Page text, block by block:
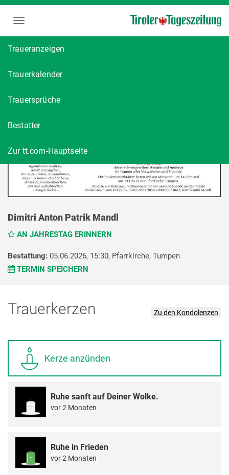
Traueranzeigen
Trauerkalender
Trauersprüche
Bestatter
Zur tt.com-Hauptseite
Dimitri Anton Patrik Mandl
AN JAHRESTAG ERINNERN
Bestattung: 05.06.2026, 15:30, Pfarrkirche, Tumpen
TERMIN SPEICHERN
Trauerkerzen Zu den Kondolenzen
Kerze anzünden
Ruhe sanft auf Deiner Wolke.
vor 2 Monaten
Ruhe in Frieden
vor 2 Monaten